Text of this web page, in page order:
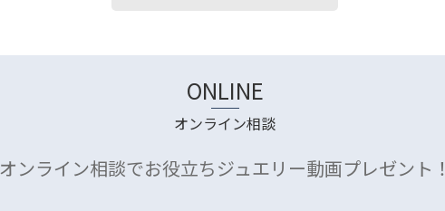
ONLINE
オンライン相談
オンライン相談でお役立ちジュエリー動画プレゼント！